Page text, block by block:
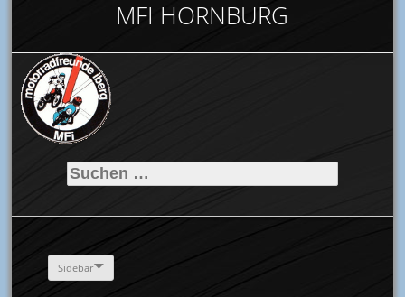
MFI HORNBURG
Suchen
nach:
Sidebar